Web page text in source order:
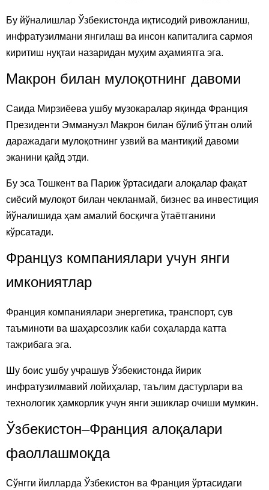
Бу йўналишлар Ўзбекистонда иқтисодий ривожланиш,
инфратузилмани янгилаш ва инсон капиталига сармоя
киритиш нуқтаи назаридан муҳим аҳамиятга эга.
Макрон билан мулоқотнинг давоми
Саида Мирзиёева ушбу музокаралар яқинда Франция
Президенти Эммануэл Макрон билан бўлиб ўтган олий
даражадаги мулоқотнинг узвий ва мантиқий давоми
эканини қайд этди.
Бу эса Тошкент ва Париж ўртасидаги алоқалар фақат
сиёсий мулоқот билан чекланмай, бизнес ва инвестиция
йўналишида ҳам амалий босқичга ўтаётганини
кўрсатади.
Француз компаниялари учун янги
имкониятлар
Франция компаниялари энергетика, транспорт, сув
таъминоти ва шаҳарсозлик каби соҳаларда катта
тажрибага эга.
Шу боис ушбу учрашув Ўзбекистонда йирик
инфратузилмавий лойиҳалар, таълим дастурлари ва
технологик ҳамкорлик учун янги эшиклар очиши мумкин.
Ўзбекистон–Франция алоқалари
фаоллашмоқда
Сўнгги йилларда Ўзбекистон ва Франция ўртасидаги